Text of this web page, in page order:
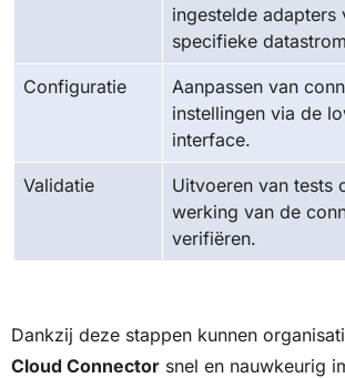
ingestelde adapters
specifieke
Configuratie
Aanpassen van
instellingen via de
interface.
Validatie
Uitvoeren van tests
werking van de
verifiëren.
Dankzij deze stappen kunnen
Cloud Connector snel en nauwkeurig